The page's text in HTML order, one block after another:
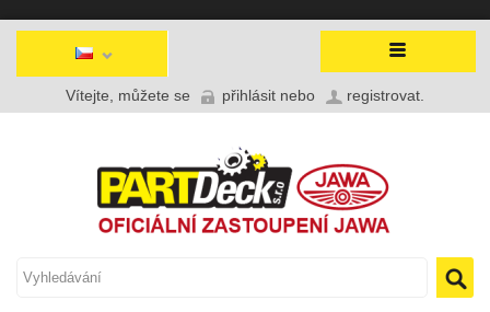
Vítejte, můžete se přihlásit nebo registrovat